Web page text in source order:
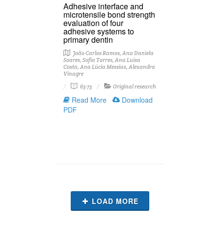
Adhesive interface and
microtensile bond strength
evaluation of four
adhesive systems to
primary dentin
João Carlos Ramos, Ana Daniela
Soares, Sofia Torres, Ana Luísa
Costa, Ana Lúcia Messias, Alexandra
Vinagre
65-73
Original research
Read More
Download
PDF
LOAD MORE